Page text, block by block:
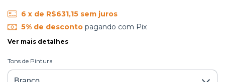
6 x de R$631,15 sem juros
5% de descontopagando com Pix
Ver mais detalhes
Tons de Pintura